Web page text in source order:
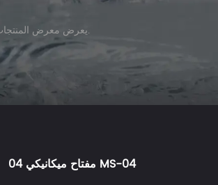
يعرض معرض المنتجات على اليسار منتجاتنا المميزة. يمكنك أيضًا تخصيص منتجك المحدد وفقًا للتطبيق الفعلي.
مفتاح ميكانيكي 04 MS-04